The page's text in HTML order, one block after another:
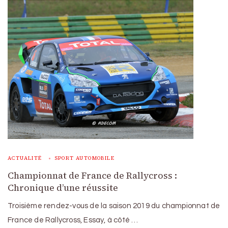
ACTUALITÉ SPORT AUTOMOBILE
Championnat de France de Rallycross :
Chronique d’une réussite
Troisième rendez-vous de la saison 2019 du championnat de
France de Rallycross, Essay, à côté …